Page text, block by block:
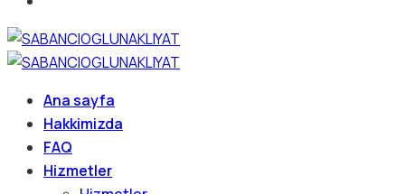
Ana sayfa
Hakkimizda
FAQ
Hizmetler